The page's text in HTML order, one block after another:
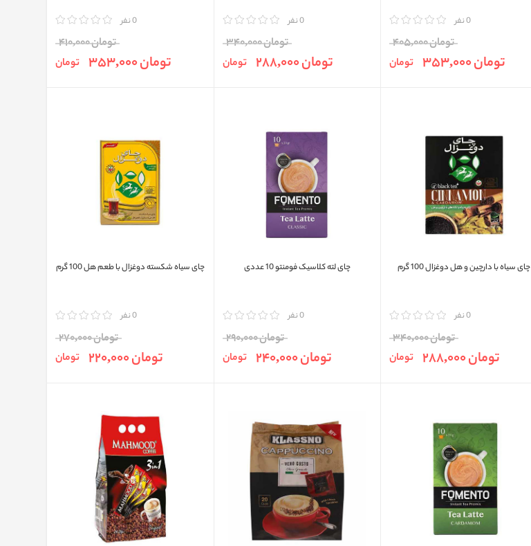
0 نفر
تومان 405,000
تومان 353,000 تومان
0 نفر
تومان 340,000
تومان 288,000 تومان
0 نفر
تومان 410,000
تومان 353,000 تومان
چای سیاه با دارچین و هل دوغزال 100 گرم
0 نفر
تومان 340,000
تومان 288,000 تومان
چای لته کلاسیک فومنتو 10 عددی
0 نفر
تومان 290,000
تومان 240,000 تومان
چای سیاه شکسته دوغزال با طعم هل 100 گرم
0 نفر
تومان 270,000
تومان 220,000 تومان